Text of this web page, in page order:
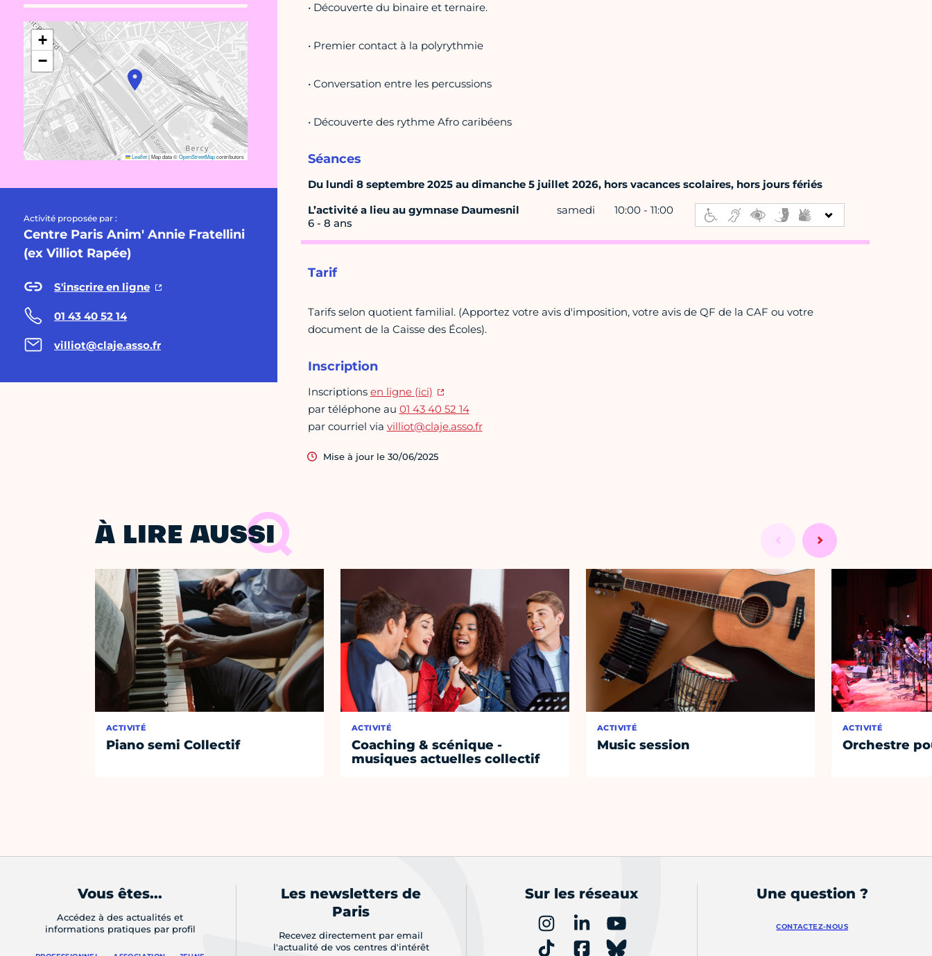
+
−
Leaflet|Map data ©OpenStreetMapcontributors
Activité proposée par :
Centre Paris Anim' Annie Fratellini
(ex Villiot Rapée)
S'inscrire en ligne
01 43 40 52 14
villiot@claje.asso.fr
• Découverte du binaire et ternaire.
• Premier contact à la polyrythmie
• Conversation entre les percussions
• Découverte des rythme Afro caribéens
Séances
Du lundi 8 septembre 2025 au dimanche 5 juillet 2026, hors vacances scolaires, hors jours fériés
L’activité a lieu au gymnase Daumesnil
6 - 8 ans
samedi 10:00 - 11:00
Tarif
Tarifs selon quotient familial. (Apportez votre avis d'imposition, votre avis de QF de la CAF ou votre
document de la Caisse des Écoles).
Inscription
Inscriptions en ligne (ici)
par téléphone au 01 43 40 52 14
par courriel via villiot@claje.asso.fr
Mise à jour le 30/06/2025
À LIRE AUSSI
ACTIVITÉ
Piano semi Collectif
ACTIVITÉ
Coaching & scénique -
musiques actuelles collectif
ACTIVITÉ
Music session
ACTIVITÉ
Orchestre
Vous êtes...
Accédez à des actualités et
informations pratiques par profil
Les newsletters de
Paris
Recevez directement par email
l'actualité de vos centres d'intérêt
Sur les réseaux Une question ?
CONTACTEZ-NOUS